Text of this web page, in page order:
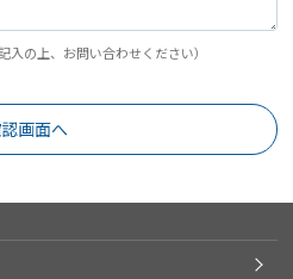
入の上、お問い合わせください）